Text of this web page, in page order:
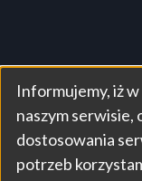
Use
of
Informujemy, iż
naszym serwisie,
dostosowania
potrzeb